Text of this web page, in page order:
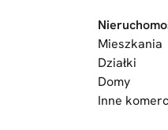
Mieszkania
Działki
Domy
Inne